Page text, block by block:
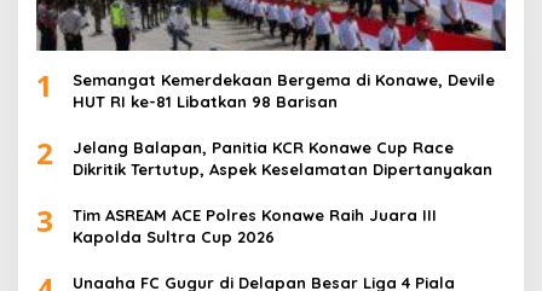
1
Semangat Kemerdekaan Bergema di Konawe, Devile
HUT RI ke-81 Libatkan 98 Barisan
2
Jelang Balapan, Panitia KCR Konawe Cup Race
Dikritik Tertutup, Aspek Keselamatan Dipertanyakan
3
Tim ASREAM ACE Polres Konawe Raih Juara III
Kapolda Sultra Cup 2026
Unaaha FC Gugur di Delapan Besar Liga 4 Piala